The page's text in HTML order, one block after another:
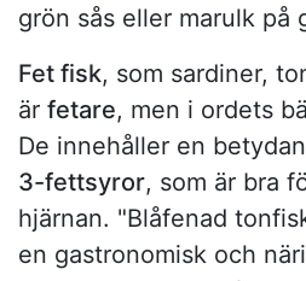
grön sås eller marulk på
Fet fisk, som sardiner,
är fetare, men i ordets
De innehåller en
3-fettsyror, som är bra
hjärnan. "Blåfenad
en gastronomisk och